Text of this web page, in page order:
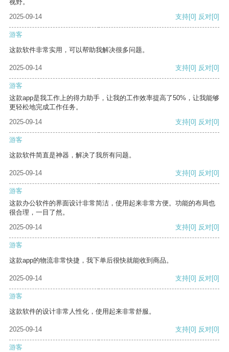
视野。
2025-09-14
支持[0] 反对[0]
游客
这款软件非常实用，可以帮助我解决很多问题。
2025-09-14 支持[0] 反对[0]
游客
这款app是我工作上的得力助手，让我的工作效率提高了50%，让我能够
更轻松地完成工作任务。
2025-09-14
支持[0] 反对[0]
游客
这款软件简直是神器，解决了我所有问题。
2025-09-14 支持[0] 反对[0]
游客
这款办公软件的界面设计非常简洁，使用起来非常方便。功能的布局也
很合理，一目了然。
2025-09-14
支持[0] 反对[0]
游客
这款app的物流非常快捷，我下单后很快就能收到商品。
2025-09-14 支持[0] 反对[0]
游客
这款软件的设计非常人性化，使用起来非常舒服。
2025-09-14 支持[0] 反对[0]
游客